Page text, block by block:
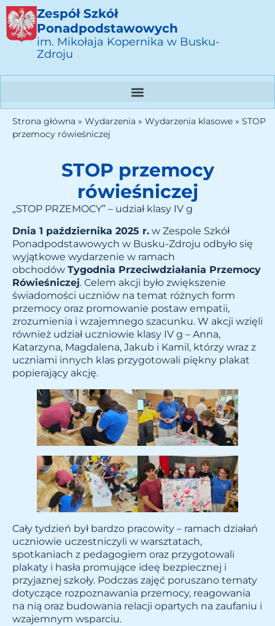
Zespół Szkół
Ponadpodstawowych
im. Mikołaja Kopernika w Busku-
Zdroju
Strona główna » Wydarzenia » Wydarzenia klasowe » STOP
przemocy rówieśniczej
STOP przemocy
rówieśniczej
„STOP PRZEMOCY” – udział klasy IV g
Dnia 1 października 2025 r. w Zespole Szkół
Ponadpodstawowych w Busku-Zdroju odbyło się
wyjątkowe wydarzenie w ramach
obchodów Tygodnia Przeciwdziałania Przemocy
Rówieśniczej. Celem akcji było zwiększenie
świadomości uczniów na temat różnych form
przemocy oraz promowanie postaw empatii,
zrozumienia i wzajemnego szacunku. W akcji wzięli
również udział uczniowie klasy IV g – Anna,
Katarzyna, Magdalena, Jakub i Kamil, którzy wraz z
uczniami innych klas przygotowali piękny plakat
popierający akcję.
Cały tydzień był bardzo pracowity – ramach działań
uczniowie uczestniczyli w warsztatach,
spotkaniach z pedagogiem oraz przygotowali
plakaty i hasła promujące ideę bezpiecznej i
przyjaznej szkoły. Podczas zajęć poruszano tematy
dotyczące rozpoznawania przemocy, reagowania
na nią oraz budowania relacji opartych na zaufaniu i
wzajemnym wsparciu.